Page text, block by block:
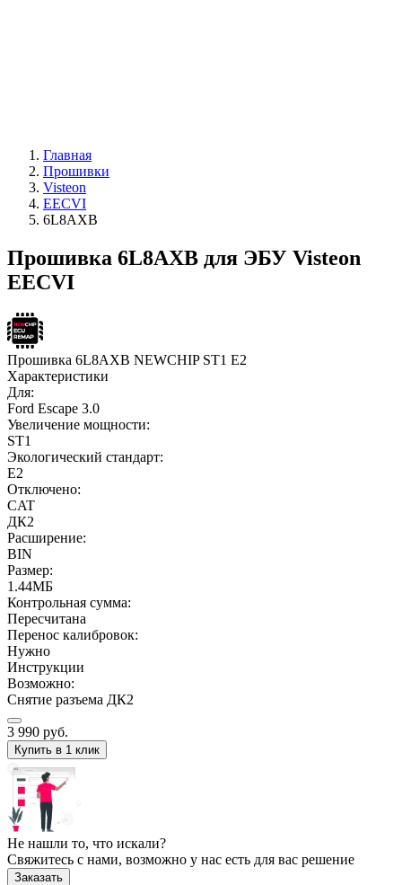
Главная
Прошивки
Visteon
EECVI
6L8AXB
Прошивка 6L8AXB для ЭБУ Visteon
EECVI
Прошивка 6L8AXB NEWCHIP ST1 E2
Характеристики
Для:
Ford Escape 3.0
Увеличение мощности:
ST1
Экологический стандарт:
E2
Отключено:
CAT
ДК2
Расширение:
BIN
Размер:
1.44МБ
Контрольная сумма:
Пересчитана
Перенос калибровок:
Нужно
Инструкции
Возможно:
Снятие разъема ДК2
3 990 руб.
Купить в 1 клик
Не нашли то, что искали?
Свяжитесь с нами, возможно у нас есть для вас решение
Заказать